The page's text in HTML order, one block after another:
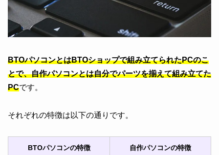
BTOパソコンとはBTOショップで組み立てられたPCのこ
とで、自作パソコンとは自分でパーツを揃えて組み立てた
PCです。
それぞれの特徴は以下の通りです。
BTOパソコンの特徴 自作パソコンの特徴